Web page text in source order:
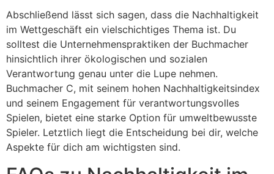
Abschließend lässt sich sagen, dass die Nachhaltigkeit
im Wettgeschäft ein vielschichtiges Thema ist. Du
solltest die Unternehmenspraktiken der Buchmacher
hinsichtlich ihrer ökologischen und sozialen
Verantwortung genau unter die Lupe nehmen.
Buchmacher C, mit seinem hohen Nachhaltigkeitsindex
und seinem Engagement für verantwortungsvolles
Spielen, bietet eine starke Option für umweltbewusste
Spieler. Letztlich liegt die Entscheidung bei dir, welche
Aspekte für dich am wichtigsten sind.